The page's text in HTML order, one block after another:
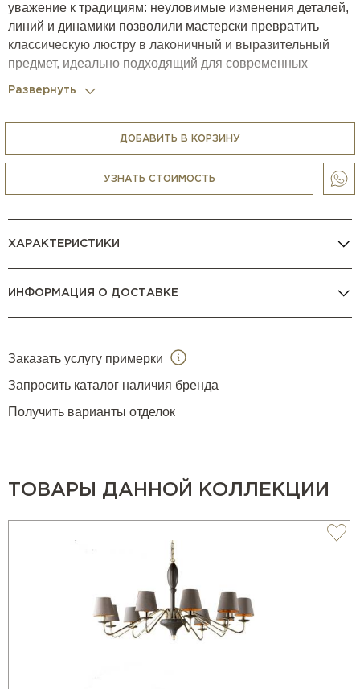
уважение к традициям: неуловимые изменения деталей,
линий и динамики позволили мастерски превратить
классическую люстру в лаконичный и выразительный
предмет, идеально подходящий для современных
Развернуть
ДОБАВИТЬ В КОРЗИНУ
УЗНАТЬ СТОИМОСТЬ
ХАРАКТЕРИСТИКИ
ИНФОРМАЦИЯ О ДОСТАВКЕ
Заказать услугу примерки
Запросить каталог наличия бренда
Получить варианты отделок
ТОВАРЫ ДАННОЙ КОЛЛЕКЦИИ